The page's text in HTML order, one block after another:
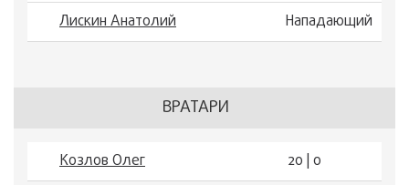
Лискин Анатолий Нападающий
ВРАТАРИ
Козлов Олег 20 | 0